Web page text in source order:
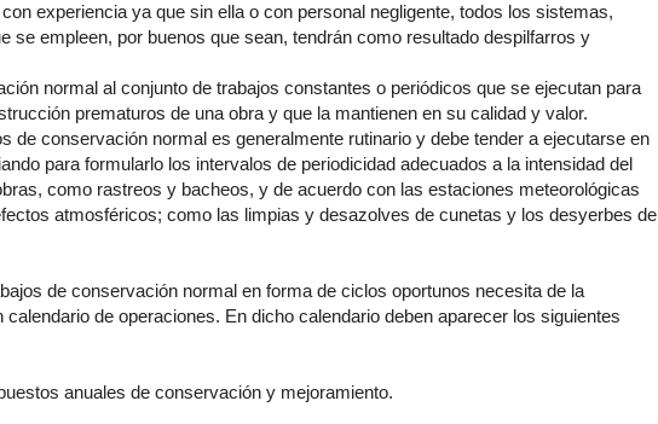
experiencia ya que sin ella o con per­sonal negligente, todos los sistemas,
se empleen, por buenos que sean, tendrán como resultado despilfarros y
normal al conjunto de trabajos constantes o periódicos que se ejecutan para
prematu­ros de una obra y que la mantienen en su calidad y valor.
de conservación normal es generalmente ruti­nario y debe tender a ejecutarse en
para formu­larlo los intervalos de periodicidad adecuados a la intensidad del
como rastreos y bacheos, y de acuerdo con las estacio­nes meteorológicas
atmosféricos; como las limpias y desazolves de cunetas y los desyerbes de
de conservación normal en forma de ciclos oportunos necesita de la
calendario de operaciones. En dicho calendario deben aparecer los siguientes
anuales de conservación y mejoramiento.